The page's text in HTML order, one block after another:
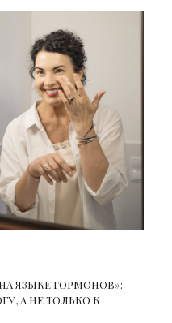
ЯЗЫКЕ ГОРМОНОВ»:
А НЕ ТОЛЬКО К